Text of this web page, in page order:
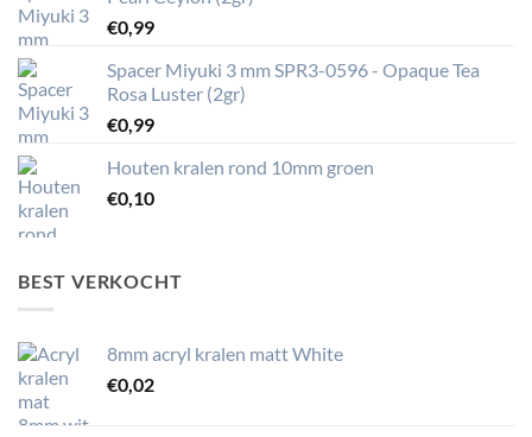
€0,99
Spacer Miyuki 3 mm SPR3-0596 - Opaque Tea
Rosa Luster (2gr)
€0,99
Houten kralen rond 10mm groen
€0,10
BEST VERKOCHT
8mm acryl kralen matt White
€0,02